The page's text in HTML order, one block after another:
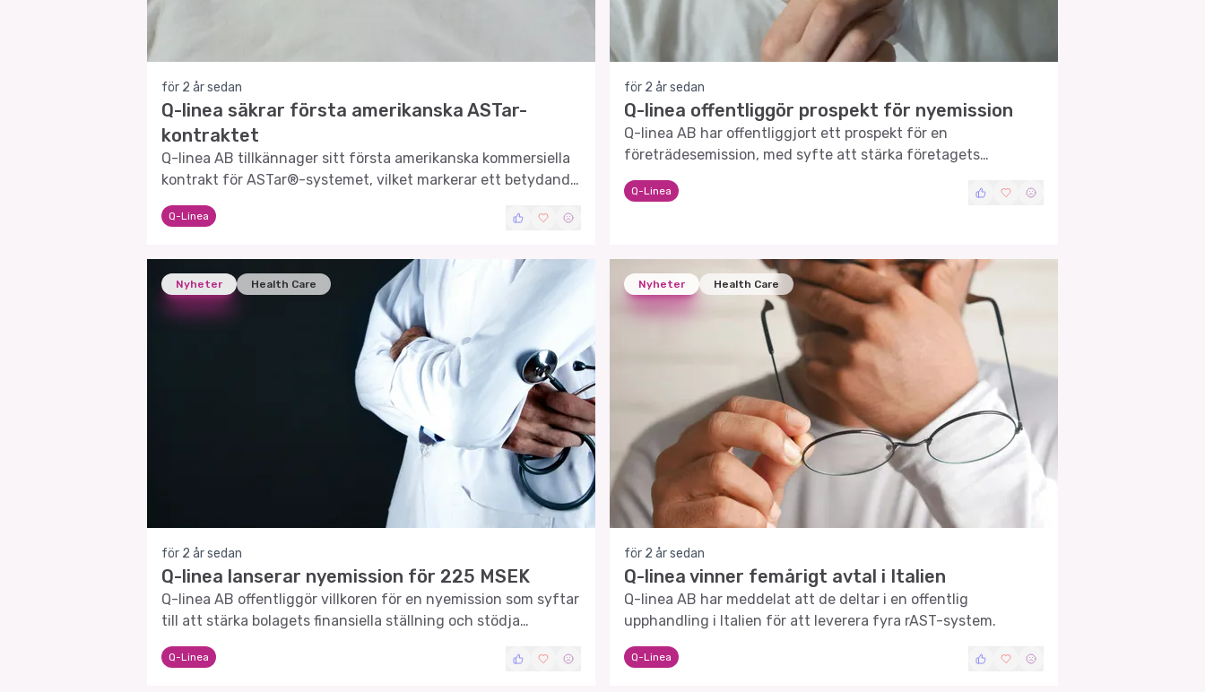
för 2 år sedan
Q-linea säkrar första amerikanska ASTar-
kontraktet
Q-linea AB tillkännager sitt första amerikanska kommersiella
kontrakt för ASTar®-systemet, vilket markerar ett betydande
steg framåt för företaget.
Q-Linea
för 2 år sedan
Q-linea offentliggör prospekt för nyemission
Q-linea AB har offentliggjort ett prospekt för en
företrädesemission, med syfte att stärka företagets
finansiella ställning och stödja framtida tillväxt.
Q-Linea
Nyheter Health Care
för 2 år sedan
Q-linea lanserar nyemission för 225 MSEK
Q-linea AB offentliggör villkoren för en nyemission som syftar
till att stärka bolagets finansiella ställning och stödja
framtida tillväxt.
Q-Linea
Nyheter Health Care
för 2 år sedan
Q-linea vinner femårigt avtal i Italien
Q-linea AB har meddelat att de deltar i en offentlig
upphandling i Italien för att leverera fyra rAST-system.
Q-Linea